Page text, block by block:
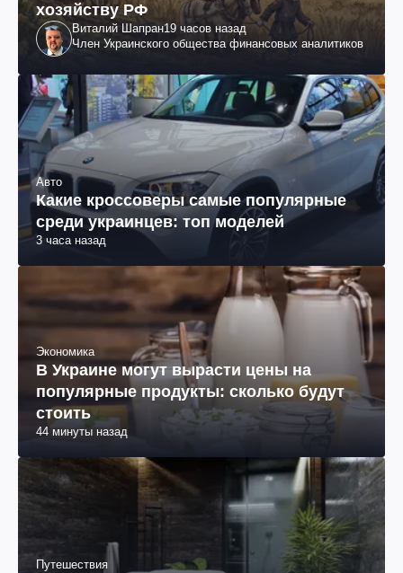
хозяйству РФ
Виталий Шапран19 часов назад
Член Украинского общества финансовых аналитиков
Авто
Какие кроссоверы самые популярные
среди украинцев: топ моделей
3 часа назад
Экономика
В Украине могут вырасти цены на
популярные продукты: сколько будут
стоить
44 минуты назад
Путешествия